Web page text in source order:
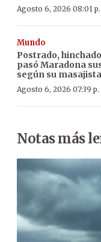
Agosto 6, 2026 08:01
Mundo
Postrado,
pasó Maradona
según su masajista
Agosto 6, 2026 07:39 p.
Notas más